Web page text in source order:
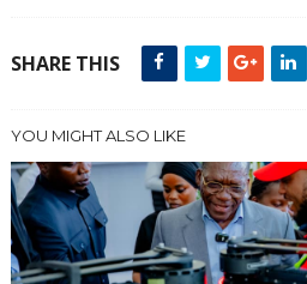
SHARE THIS
YOU MIGHT ALSO LIKE